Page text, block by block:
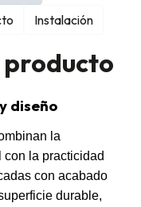
diseño
la
la practicidad
con acabado
durable,
Instalación